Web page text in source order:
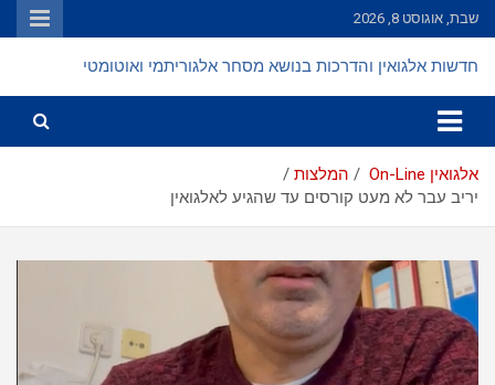
Skip
to
שבת, אוגוסט 8, 2026
חדשות אלגואין והדרכות בנושא מסחר אלגוריתמי ואוטומטי
אלגואין On-Line
המלצות
יריב עבר לא מעט קורסים עד שהגיע לאלגואין